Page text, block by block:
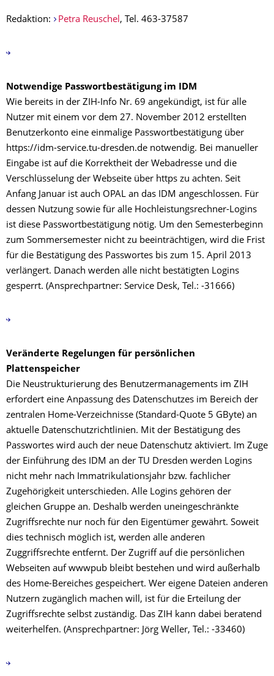
Redaktion: Petra Reuschel, Tel. 463-37587
Notwendige Passwortbestätigung im IDM
Wie bereits in der ZIH-Info Nr. 69 angekündigt, ist für alle
Nutzer mit einem vor dem 27. November 2012 erstellten
Benutzerkonto eine einmalige Passwortbestätigung über
https://idm-service.tu-dresden.de notwendig. Bei manueller
Eingabe ist auf die Korrektheit der Webadresse und die
Verschlüsselung der Webseite über https zu achten. Seit
Anfang Januar ist auch OPAL an das IDM angeschlossen. Für
dessen Nutzung sowie für alle Hochleistungsrechner-Logins
ist diese Passwortbestätigung nötig. Um den Semesterbeginn
zum Sommersemester nicht zu beeinträchtigen, wird die Frist
für die Bestätigung des Passwortes bis zum 15. April 2013
verlängert. Danach werden alle nicht bestätigten Logins
gesperrt. (Ansprechpartner: Service Desk, Tel.: -31666)
Veränderte Regelungen für persönlichen
Plattenspeicher
Die Neustrukturierung des Benutzermanagements im ZIH
erfordert eine Anpassung des Datenschutzes im Bereich der
zentralen Home-Verzeichnisse (Standard-Quote 5 GByte) an
aktuelle Datenschutzrichtlinien. Mit der Bestätigung des
Passwortes wird auch der neue Datenschutz aktiviert. Im Zuge
der Einführung des IDM an der TU Dresden werden Logins
nicht mehr nach Immatrikulationsjahr bzw. fachlicher
Zugehörigkeit unterschieden. Alle Logins gehören der
gleichen Gruppe an. Deshalb werden uneingeschränkte
Zugriffsrechte nur noch für den Eigentümer gewährt. Soweit
dies technisch möglich ist, werden alle anderen
Zuggriffsrechte entfernt. Der Zugriff auf die persönlichen
Webseiten auf wwwpub bleibt bestehen und wird außerhalb
des Home-Bereiches gespeichert. Wer eigene Dateien anderen
Nutzern zugänglich machen will, ist für die Erteilung der
Zugriffsrechte selbst zuständig. Das ZIH kann dabei beratend
weiterhelfen. (Ansprechpartner: Jörg Weller, Tel.: -33460)